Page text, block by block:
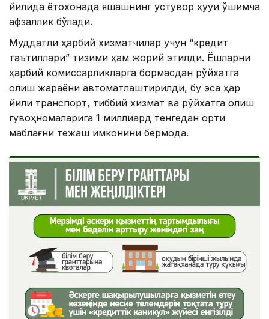
йилида ётоқхонада яшашнинг устувор ҳуқуқи қўшимча
афзаллик бўлади.
Муддатли ҳарбий хизматчилар учун “кредит
таътиллари” тизими ҳам жорий этилди. Ёшларни
ҳарбий комиссарликларга бормасдан рўйхатга
олиш жараёни автоматлаштирилди, бу эса ҳар
йили транспорт, тиббий хизмат ва рўйхатга олиш
гувоҳномаларига 1 миллиард тенгедан ортиқ
маблағни тежаш имконини бермоқда.